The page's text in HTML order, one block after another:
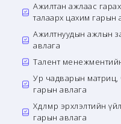
Ажилтан ажлаас
талаарх цахим гарын
Ажилтнуудын ажлын
авлага
Талент
Ур чадварын матриц,
гарын авлага
Хөдөлмөр эрхлэлтийн
гарын авлага